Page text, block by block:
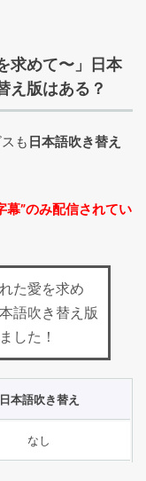
求めて〜」日本
え版はある？
も 日本語吹き替え
幕”のみ配信されてい
た愛を求め
語吹き替え版
した！
日本語吹き替え
なし